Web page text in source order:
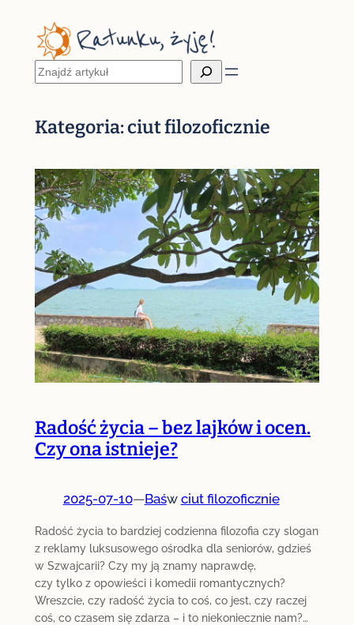
treści
Szukaj
Kategoria:ciut filozoficznie
Radość życia – bez lajków i ocen.
Czy ona istnieje?
2025-07-10—Baśw ciut filozoficznie
Radość życia to bardziej codzienna filozofia czy slogan
z reklamy luksusowego ośrodka dla seniorów, gdzieś
w Szwajcarii? Czy my ją znamy naprawdę,
czy tylko z opowieści i komedii romantycznych?
Wreszcie, czy radość życia to coś, co jest, czy raczej
coś, co czasem się zdarza – i to niekoniecznie nam?…